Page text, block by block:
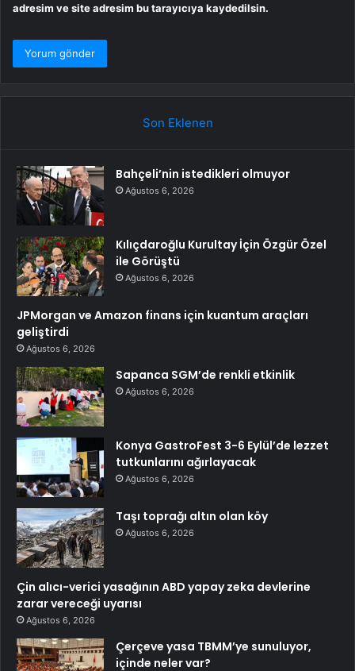
adresim ve site adresim bu tarayıcıya kaydedilsin.
Son Eklenen
Bahçeli’nin istedikleri olmuyor
Ağustos 6, 2026
Kılıçdaroğlu Kurultay İçin Özgür Özel
ile Görüştü
Ağustos 6, 2026
JPMorgan ve Amazon finans için kuantum araçları
geliştirdi
Ağustos 6, 2026
Sapanca SGM’de renkli etkinlik
Ağustos 6, 2026
Konya GastroFest 3-6 Eylül’de lezzet
tutkunlarını ağırlayacak
Ağustos 6, 2026
Taşı toprağı altın olan köy
Ağustos 6, 2026
Çin alıcı-verici yasağının ABD yapay zeka devlerine
zarar vereceği uyarısı
Ağustos 6, 2026
Çerçeve yasa TBMM’ye sunuluyor,
içinde neler var?